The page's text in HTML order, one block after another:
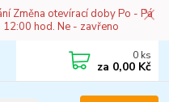
Změna otevírací doby Po - Pá
hod. Ne - zavřeno
0 ks
za 0,00 Kč